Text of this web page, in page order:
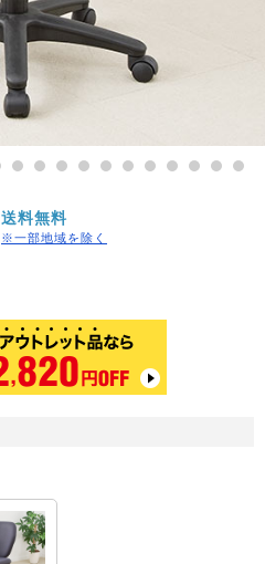
10 11 12 13 14 15 16 17 18 19 20
送料無料
※一部地域を除く